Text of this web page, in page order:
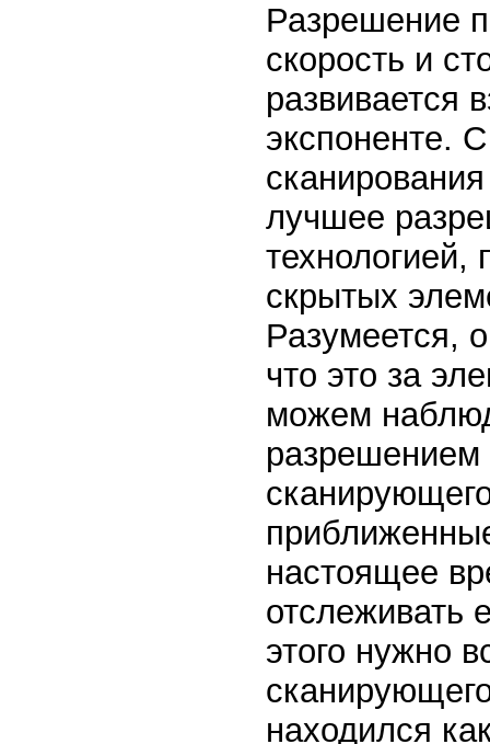
Разрешение
скорость и
развивается
экспоненте.
лучшее
технологией,
скрытых
Разумеется,
что это за
можем
разрешением
настоящее
отслеживать
этого нужно
находился